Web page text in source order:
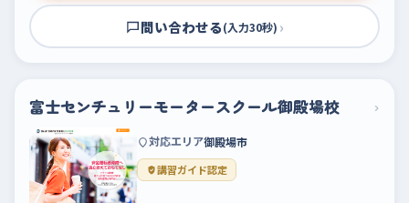
問い合わせる(入力30秒) ›
富士センチュリーモータースクール御殿場校 ›
対応エリア御殿場市
講習ガイド認定